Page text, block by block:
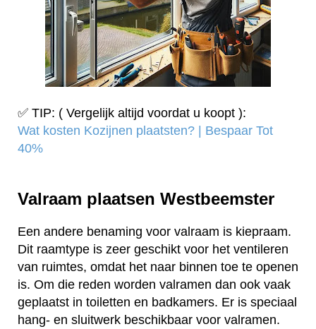
✅ TIP: ( Vergelijk altijd voordat u koopt ):
Wat kosten Kozijnen plaatsten? | Bespaar Tot
40%‎
Valraam plaatsen Westbeemster
Een andere benaming voor valraam is kiepraam.
Dit raamtype is zeer geschikt voor het ventileren
van ruimtes, omdat het naar binnen toe te openen
is. Om die reden worden valramen dan ook vaak
geplaatst in toiletten en badkamers. Er is speciaal
hang- en sluitwerk beschikbaar voor valramen.